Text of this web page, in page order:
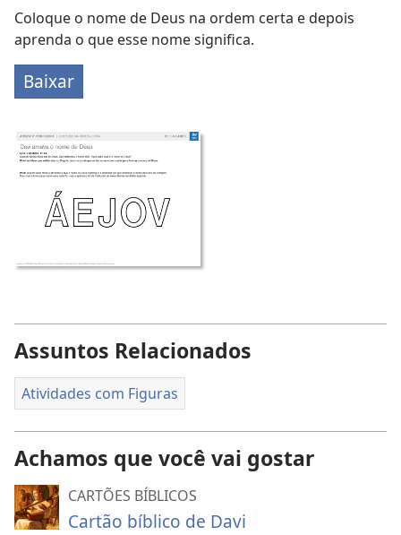
Coloque o nome de Deus na ordem certa e depois
aprenda o que esse nome significa.
Baixar
Assuntos Relacionados
Atividades com Figuras
Achamos que você vai gostar
CARTÕES BÍBLICOS
Cartão bíblico de Davi